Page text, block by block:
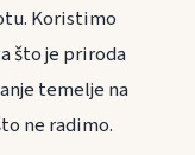
Koristimo
što je priroda
temelje na
ne radimo.